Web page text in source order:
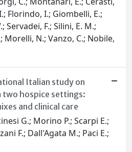
Florindo, I.; Giombelli, E.;
Servadei, F.; Silini, E. M.;
Morelli, N.; Vanzo, C.; Nobile,
Italian study on
two hospice settings:
and clinical care
G.; Morino P.; Scarpi E.;
F.; Dall'Agata M.; Paci E.;